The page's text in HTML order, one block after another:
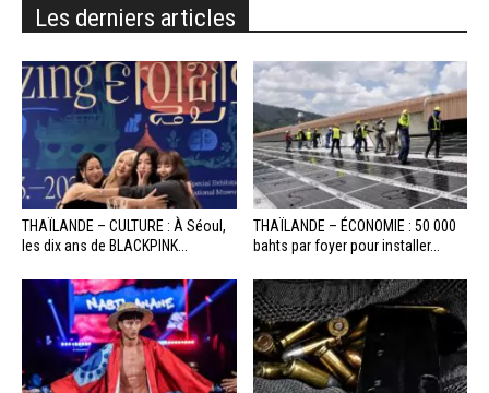
Les derniers articles
THAÏLANDE – CULTURE : À Séoul,
les dix ans de BLACKPINK...
THAÏLANDE – ÉCONOMIE : 50 000
bahts par foyer pour installer...